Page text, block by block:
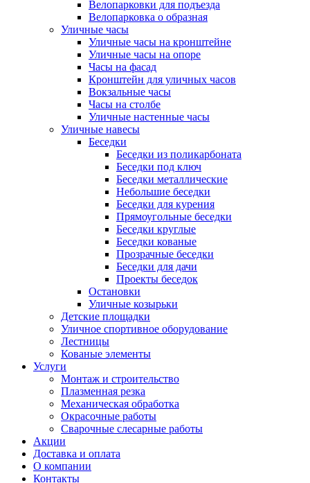
Велопарковки для подъезда
Велопарковка о образная
Уличные часы
Уличные часы на кронштейне
Уличные часы на опоре
Часы на фасад
Кронштейн для уличных часов
Вокзальные часы
Часы на столбе
Уличные настенные часы
Уличные навесы
Беседки
Беседки из поликарбоната
Беседки под ключ
Беседки металлические
Небольшие беседки
Беседки для курения
Прямоугольные беседки
Беседки круглые
Беседки кованые
Прозрачные беседки
Беседки для дачи
Проекты беседок
Остановки
Уличные козырьки
Детские площадки
Уличное спортивное оборудование
Лестницы
Кованые элементы
Услуги
Монтаж и строительство
Плазменная резка
Механическая обработка
Окрасочные работы
Сварочные слесарные работы
Акции
Доставка и оплата
О компании
Контакты